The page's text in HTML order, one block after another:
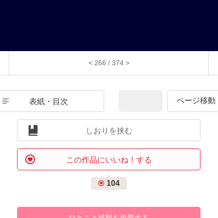
< 266 / 374 >
表紙・目次
しおりを挟む
この作品にいいね！する
104